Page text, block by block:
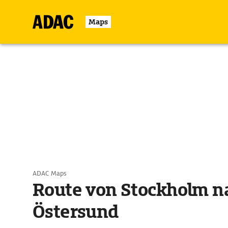
Maps
ADAC Maps
Route von Stockholm
Östersund